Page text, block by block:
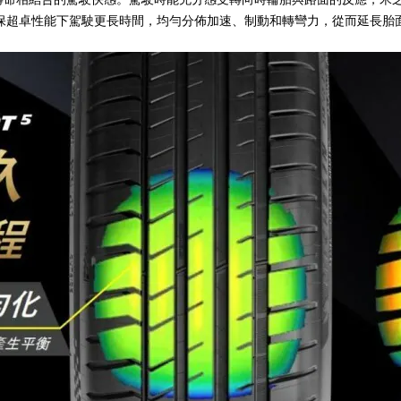
超卓性能下駕駛更長時間，均勻分佈加速、制動和轉彎力，從而延長胎